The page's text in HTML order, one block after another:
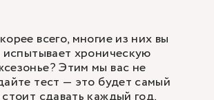
всего, многие из них вы
хроническую
Этим мы вас не
тест — это будет самый